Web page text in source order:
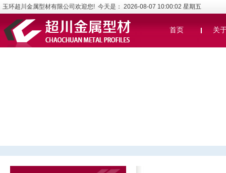
玉环超川金属型材有限公司欢迎您! 今天是： 2026-08-07 10:00:02 星期五
首页 关